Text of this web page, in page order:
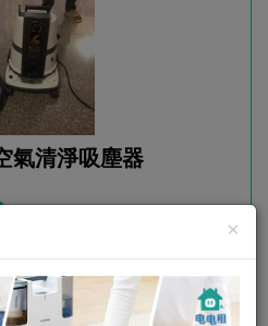
氣清淨吸塵器
私訊電租公
×